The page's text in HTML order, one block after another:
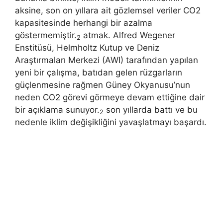
aksine, son on yıllara ait gözlemsel veriler CO2
kapasitesinde herhangi bir azalma
göstermemiştir.2 atmak. Alfred Wegener
Enstitüsü, Helmholtz Kutup ve Deniz
Araştırmaları Merkezi (AWI) tarafından yapılan
yeni bir çalışma, batıdan gelen rüzgarların
güçlenmesine rağmen Güney Okyanusu’nun
neden CO2 görevi görmeye devam ettiğine dair
bir açıklama sunuyor.2 son yıllarda battı ve bu
nedenle iklim değişikliğini yavaşlatmayı başardı.